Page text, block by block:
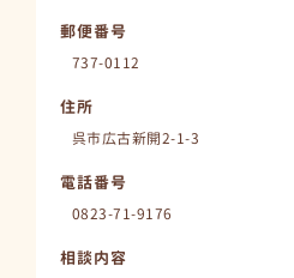
郵便番号
737-0112
住所
呉市広古新開2-1-3
電話番号
0823-71-9176
相談内容